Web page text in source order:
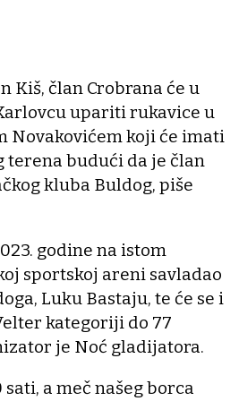
Kiš, član Crobrana će u
upariti rukavice u
Novakovićem koji će imati
terena budući da je član
kluba Buldog, piše
godine na istom
sportskoj areni savladao
Luku Bastaju, te će se i
kategoriji do 77
je Noć gladijatora.
a meč našeg borca